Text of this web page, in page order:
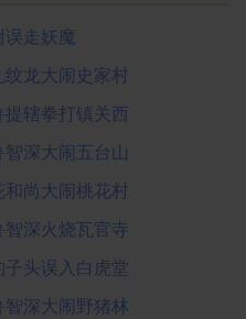
走妖魔
龙大闹史家村
辖拳打镇关西
深大闹五台山
尚大闹桃花村
深火烧瓦官寺
头误入白虎堂
深大闹野猪林